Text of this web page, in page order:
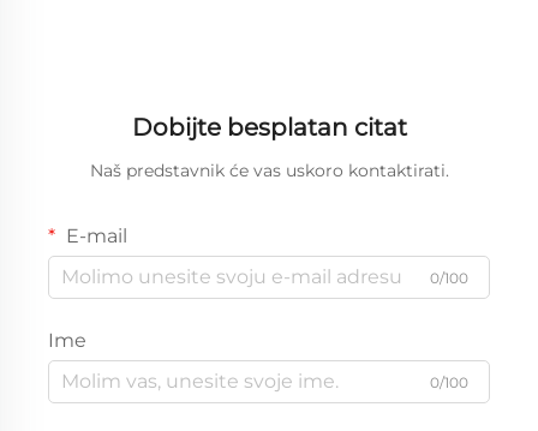
Dobijte besplatan citat
Naš predstavnik će vas uskoro kontaktirati.
E-mail
0/100
Ime
0/100